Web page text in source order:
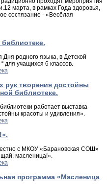
марта, в рамках Года здоровья,
состязание - «Весёлая
родного языка, в Детской
для учащихся 6 классов.
рук творения достойны
библиотеке.
работает выставка-
красоты и удивления».
с МКОУ «Барановская СОШ»
масленица!».
программа «Масленица